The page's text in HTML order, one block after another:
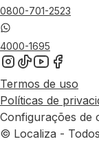
0800-701-2523
4000-1695
Termos de uso
Políticas de
Configurações de
© Localiza -